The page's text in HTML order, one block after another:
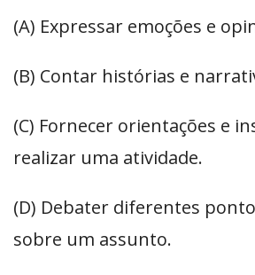
(A) Expressar emoções e
(B) Contar histórias e
(C) Fornecer orientações e
realizar uma atividade.
(D) Debater diferentes
sobre um assunto.